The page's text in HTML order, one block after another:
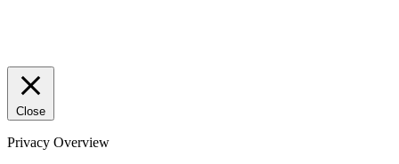
Close
Privacy Overview